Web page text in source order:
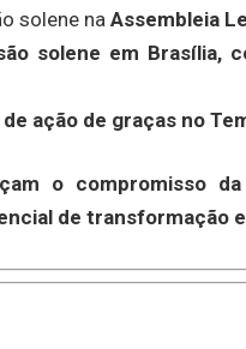
solene naAssembleia
solene em Brasília,
ação de graças no
o compromisso
de transformação